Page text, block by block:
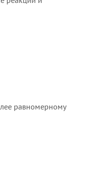
равномерному